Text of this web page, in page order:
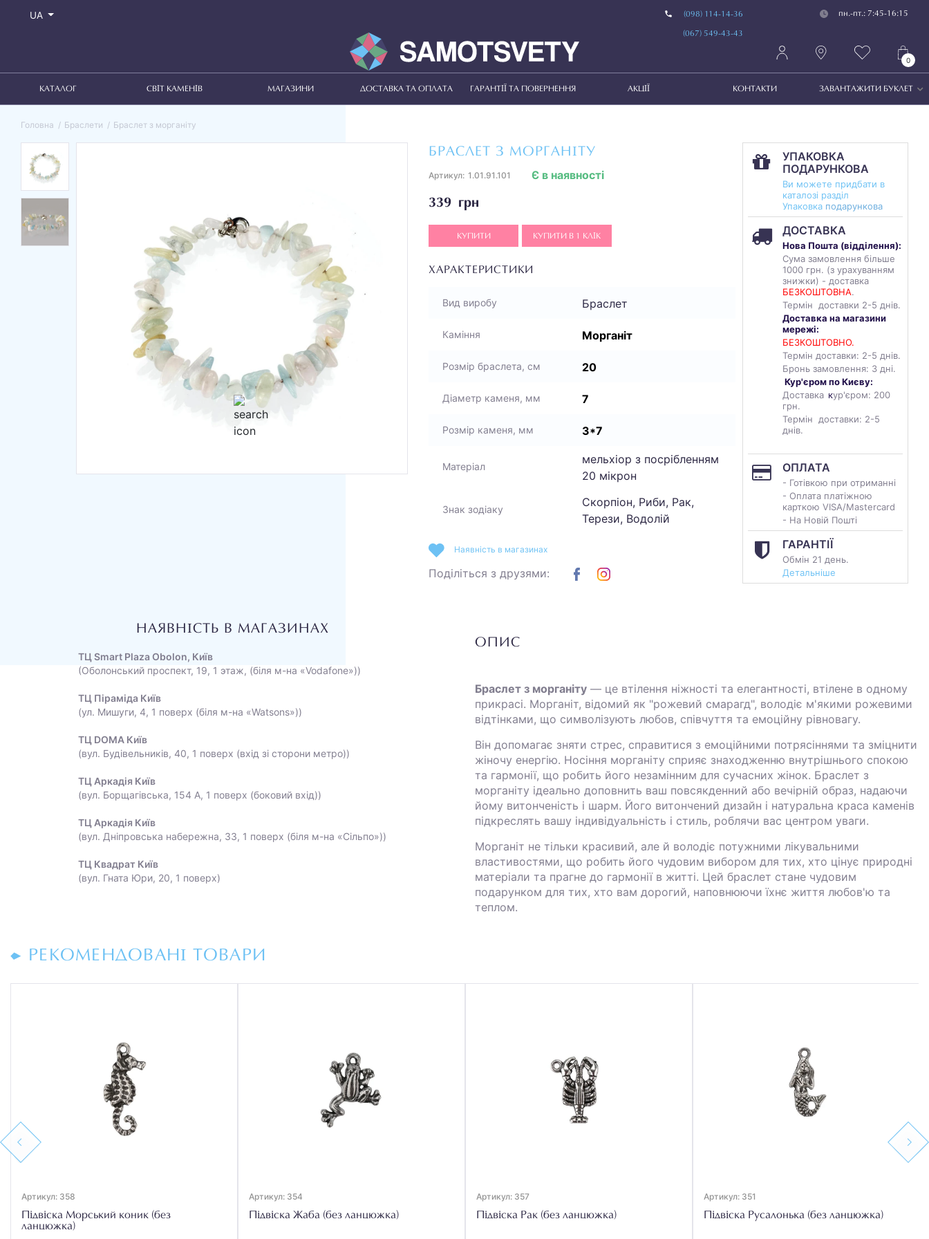
UA (098) 114-14-36
(067) 549-43-43
пн.-пт.: 7:45-16:15
0
КАТАЛОГ СВІТ КАМЕНІВ МАГАЗИНИ ДОСТАВКА ТА ОПЛАТА ГАРАНТІЇ ТА ПОВЕРНЕННЯ АКЦІЇ КОНТАКТИ ЗАВАНТАЖИТИ БУКЛЕТ
Головна Браслети Браслет з морганіту
БРАСЛЕТ З МОРГАНІТУ
Артикул: 1.01.91.101
339 грн
Є в наявності
КУПИТИ КУПИТИ В 1 КЛІК
ХАРАКТЕРИСТИКИ
Вид виробу Браслет
Каміння Морганіт
Розмір браслета, см 20
Діаметр каменя, мм 7
Розмір каменя, мм 3*7
Матеріал
мельхіор з посрібленням
20 мікрон
Знак зодіаку
Скорпіон, Риби, Рак,
Терези, Водолій
УПАКОВКА
ПОДАРУНКОВА
Ви можете придбати в
каталозі разділ
Упаковка подарункова
ДОСТАВКА
Нова Пошта (відділення):
Сума замовлення більше
1000 грн. (з урахуванням
знижки) - доставка
БЕЗКОШТОВНА.
Термін доставки 2-5 днів.
Доставка на магазини
мережі:
БЕЗКОШТОВНО.
Термін доставки: 2-5 днів.
Бронь замовлення: 3 дні.
Кур'єром по Києву:
Доставка кур'єром: 200
грн.
Термін доставки: 2-5
днів.
ОПЛАТА
- Готівкою при отриманні
- Оплата платіжною
карткою VISA/Mastercard
- На Новій Пошті
ГАРАНТІЇ
Обмін 21 день.
Детальніше
Наявність в магазинах
Поділіться з друзями:
НАЯВНІСТЬ В МАГАЗИНАХ
ТЦ Smart Plaza Obolon, Київ
(Оболонський проспект, 19, 1 этаж, (біля м-на «Vodafone»))
ТЦ Піраміда Київ
(ул. Мишуги, 4, 1 поверх (біля м-на «Watsons»))
ТЦ DOMA Київ
(вул. Будівельників, 40, 1 поверх (вхід зі сторони метро))
ТЦ Аркадія Київ
(вул. Борщагівська, 154 А, 1 поверх (боковий вхід))
ТЦ Аркадія Київ
(вул. Дніпровська набережна, 33, 1 поверх (біля м-на «Сільпо»))
ТЦ Квадрат Київ
(вул. Гната Юри, 20, 1 поверх)
ОПИС
Браслет з морганіту — це втілення ніжності та елегантності, втілене в одному
прикрасі. Морганіт, відомий як "рожевий смарагд", володіє м'якими рожевими
відтінками, що символізують любов, співчуття та емоційну рівновагу.
Він допомагає зняти стрес, справитися з емоційними потрясіннями та зміцнити
жіночу енергію. Носіння морганіту сприяє знаходженню внутрішнього спокою
та гармонії, що робить його незамінним для сучасних жінок. Браслет з
морганіту ідеально доповнить ваш повсякденний або вечірній образ, надаючи
йому витонченість і шарм. Його витончений дизайн і натуральна краса каменів
підкреслять вашу індивідуальність і стиль, роблячи вас центром уваги.
Морганіт не тільки красивий, але й володіє потужними лікувальними
властивостями, що робить його чудовим вибором для тих, хто цінує природні
матеріали та прагне до гармонії в житті. Цей браслет стане чудовим
подарунком для тих, хто вам дорогий, наповнюючи їхнє життя любов'ю та
теплом.
РЕКОМЕНДОВАНІ ТОВАРИ
Previous
Артикул: 358
Підвіска Морський коник (без
ланцюжка)
Артикул: 354
Підвіска Жаба (без ланцюжка)
Артикул: 357
Підвіска Рак (без ланцюжка)
Артикул: 351
Підвіска Русалонька (без ланцюжка)
Next